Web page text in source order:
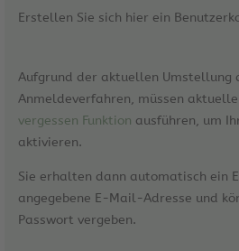
Erstellen Sie sich hier ein
Aufgrund der aktuellen Umstellung
Anmeldeverfahren, müssen aktuelle
vergessen Funktion ausführen, um
aktivieren.
Sie erhalten dann automatisch ein
angegebene E-Mail-Adresse und
Passwort vergeben.